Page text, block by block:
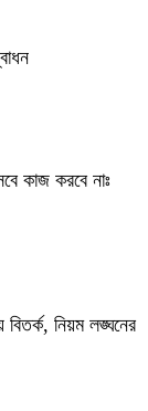
কাজ করবে নাঃ
বিতর্ক, নিয়ম লঙ্ঘনের